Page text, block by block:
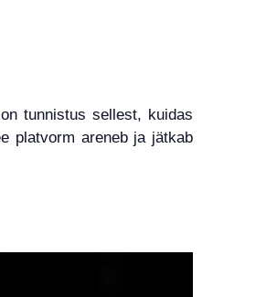
tunnistus sellest, kuidas
platvorm areneb ja jätkab